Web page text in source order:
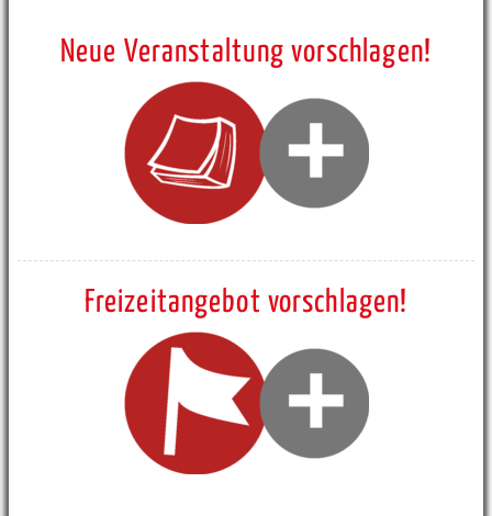
Neue Veranstaltung vorschlagen!
Freizeitangebot vorschlagen!